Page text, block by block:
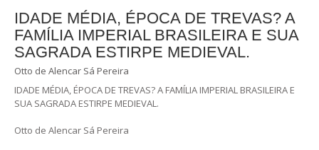
IDADE MÉDIA, ÉPOCA DE TREVAS? A
FAMÍLIA IMPERIAL BRASILEIRA E SUA
SAGRADA ESTIRPE MEDIEVAL.
Otto de Alencar Sá Pereira
IDADE MÉDIA, ÉPOCA DE TREVAS? A FAMÍLIA IMPERIAL BRASILEIRA E
SUA SAGRADA ESTIRPE MEDIEVAL.
Otto de Alencar Sá Pereira